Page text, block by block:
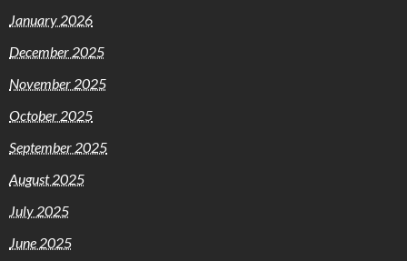
January 2026
December 2025
November 2025
October 2025
September 2025
August 2025
July 2025
June 2025